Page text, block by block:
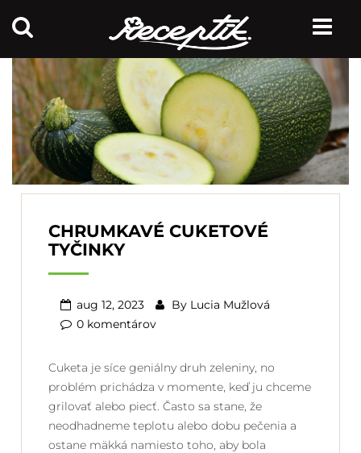
CHRUMKAVÉ CUKETOVÉ
TYČINKY
aug 12, 2023 By Lucia Mužlová
0 komentárov
Cuketa je síce geniálny druh zeleniny, no
problém prichádza v momente, keď ju chceme
grilovať alebo piecť. Často sa stane, že
neodhadneme teplotu alebo dobu pečenia a
ostane mäkká namiesto toho, aby bola